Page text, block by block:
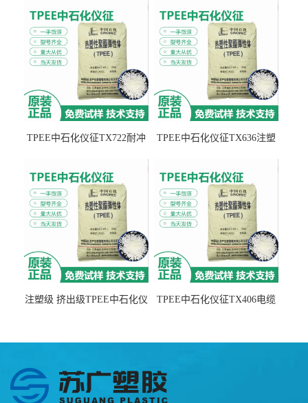
TPEE中石化仪征TX722耐冲
TPEE中石化仪征TX636注塑
注塑级 挤出级TPEE中石化仪
TPEE中石化仪征TX406电缆